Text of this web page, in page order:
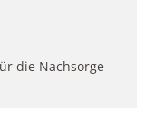
die Nachsorge